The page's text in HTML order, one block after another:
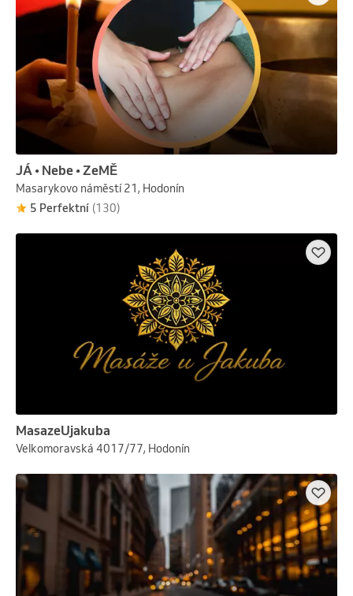
JÁ • Nebe • ZeMĚ
Masarykovo náměstí 21, Hodonín
5 Perfektní (130)
MasazeUjakuba
Velkomoravská 4017/77, Hodonín